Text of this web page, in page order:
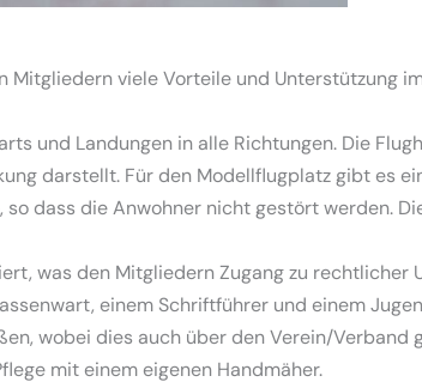
viele Vorteile und Unterstützung
und Landungen in alle Richtungen. Die
darstellt. Für den Modellflugplatz gibt es
dass die Anwohner nicht gestört werden.
was den Mitgliedern Zugang zu rechtlicher
einem Schriftführer und einem
wobei dies auch über den Verein/Verband
mit einem eigenen Handmäher.